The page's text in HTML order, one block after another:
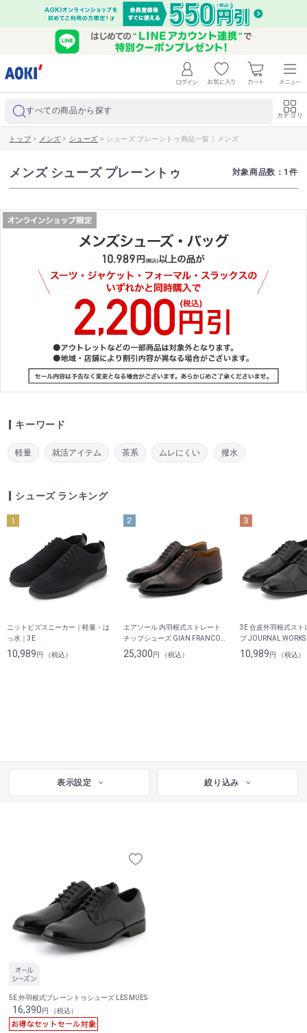
すべての商品から探す カテゴリ
トップ> メンズ > シューズ > シューズ プレーントゥ商品一覧｜メンズ
メンズ シューズ プレーントゥ 対象商品数： 1 件
キーワード
軽量 就活アイテム 茶系 ムレにくい 撥水
シューズ ランキング
ニットビズスニーカー｜軽量・は
っ水｜3E
10,989円 （税込）
エアソール 内羽根式ストレート
チップシューズ GIAN FRANCO
GIOVANNI
25,300円 （税込）
3E 合皮外羽根式スト
プ JOURNAL WORKS
10,989円 （税込）
表示設定 絞り込み
5E 外羽根式プレーントゥシューズ LES MUES
16,390円 （税込）